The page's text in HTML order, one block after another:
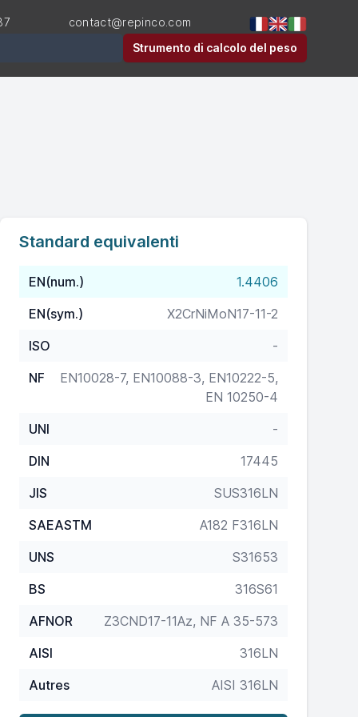
contact@repinco.com
Strumento di calcolo del peso
Standard equivalenti
EN(num.)
1.4406
EN(sym.)
X2CrNiMoN17-11-2
ISO
-
NF
EN10028-7, EN10088-3, EN10222-5,
EN 10250-4
UNI
-
DIN
17445
JIS
SUS316LN
SAEASTM
A182 F316LN
UNS
S31653
BS
316S61
AFNOR
Z3CND17-11Az, NF A 35-573
AISI
316LN
Autres
AISI 316LN